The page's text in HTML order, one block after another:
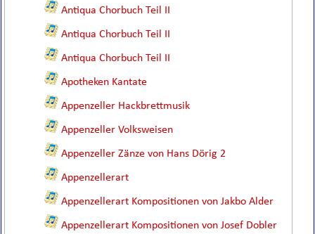
Antiqua Chorbuch Teil II
Antiqua Chorbuch Teil II
Antiqua Chorbuch Teil II
Apotheken Kantate
Appenzeller Hackbrettmusik
Appenzeller Volksweisen
Appenzeller Zänze von Hans Dörig 2
Appenzellerart
Appenzellerart Kompositionen von Jakbo Alder
Appenzellerart Kompositionen von Josef Dobler